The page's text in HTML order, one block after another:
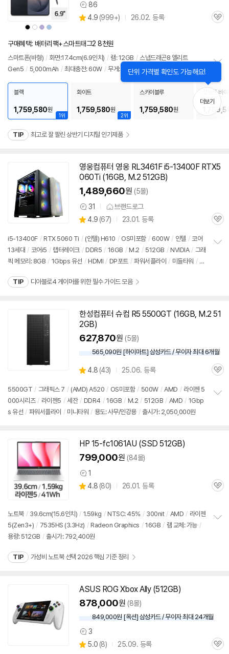
상
품
상
상
품
상
상
품
상
상
품
상
상
품
86
별
4.9 (상
리
999+) 26.02. 등록
관
구매혜택: 배터리팩+스마트태그2 8천원
스마트폰(바형) / 화면:17.4cm(6.9인치) / 램: 12GB / 스냅드래곤8 엘리트
Gen5 / 5,000mAh / 최대충전: 60W / 무게: 214g / 출시가: 2,050,000원
보
펼
치
기
1위
블랙
1,759,580원
2위
화이트
1,759,580원
스카이블루
1,759,580원
코발트 바
더보기
TIP 최고로 잘 팔린 상반기 디지털 인기제품
영웅컴퓨터 영웅 RL3461F i5-13400F RTX5
060Ti (16GB, M.2 512GB)
1,489,660원 (5몰)
상
품
견
31 브랜드로그
별
점
4.9 (상
리
뷰
67) 23.01. 등록
관
i5-13400F / RTX 5060 Ti / (인텔) H610 / OS미포함 / 600W / 인텔 / 코어
13세대 / 코어i5 / 랩터레이크 / DDR5 / 16GB / M.2 / 512GB / NVIDIA / 그래
픽 메모리: 8GB / 1Gbps 유선 / HDMI / DP포트 / 파워서플라이 / 미들타워 / 용
TIP 디아블로4 게이머를 위한 필수 가이드 모음
한성컴퓨터 슈컴 R5 5500GT (16GB, M.2 51
2GB)
627,870원 (5몰)
565,090원 [하이마트] 삼성카드 / 무이자 최대 6개월
별
점
4.8 (상
리
뷰
43) 25.06. 등록
관
5500GT / 그래픽스 7 / (AMD) A520 / OS미포함 / 500W / AMD / 라이젠 5
000시리즈 / 라이젠5 / 세잔 / DDR4 / 16GB / M.2 / 512GB / AMD / 1Gbp
s 유선 / 파워서플라이 / 미니타워 / 용도: 사무/인강용 / 출시가: 2,050,000원
HP 15-fc1061AU (SSD 512GB)
799,000원 (84몰)
상
품
1
별
4.8 (상
뷰
80) 26.01. 등록
관
노트북 / 39.6cm(15.6인치) / 1.59kg / NTSC: 45% / 300nit / AMD / 라이젠
5(Zen3+) / 7535HS (3.3Hz) / Radeon Graphics / 16GB / 램 교체: 가능 /
용량: 512GB / 출시가: 792,400원
TIP 가성비 노트북 선택 2026 핵심 기준 정리
ASUS ROG Xbox Ally (512GB)
878,000원 (8몰)
849,000원 [옥션] 삼성카드 / 무이자 최대 24개월
상
품
3
별
5.0 (상
8) 25.09. 등록
관